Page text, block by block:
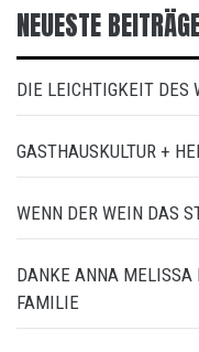
NEUESTE
DIE LEICHTIGKEIT DES
GASTHAUSKULTUR +
WENN DER WEIN DAS
DANKE ANNA MELISSA
FAMILIE